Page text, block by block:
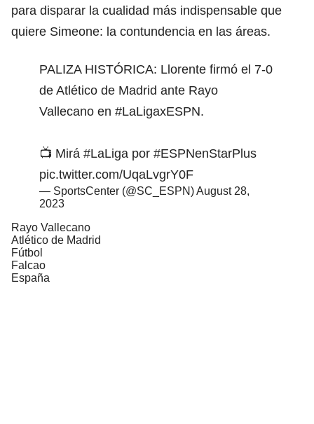
para disparar la cualidad más indispensable que
quiere Simeone: la contundencia en las áreas.
PALIZA HISTÓRICA: Llorente firmó el 7-0
de Atlético de Madrid ante Rayo
Vallecano en #LaLigaxESPN.
📺 Mirá #LaLiga por #ESPNenStarPlus
pic.twitter.com/UqaLvgrY0F
— SportsCenter (@SC_ESPN)August 28,
2023
Rayo Vallecano
Atlético de Madrid
Fútbol
Falcao
España